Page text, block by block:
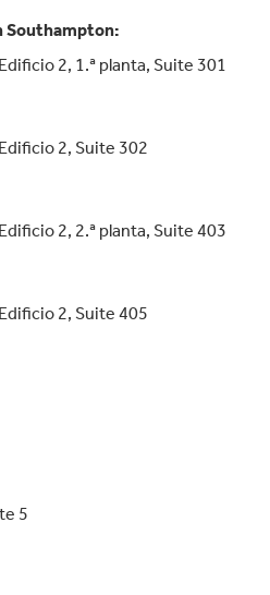
Southampton:
2, 1.ª planta, Suite 301
2, Suite 302
2, 2.ª planta, Suite 403
2, Suite 405
5